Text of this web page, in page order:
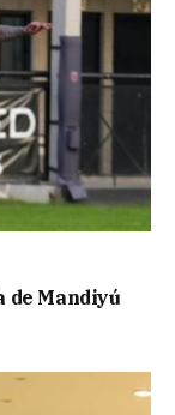
de Mandiyú